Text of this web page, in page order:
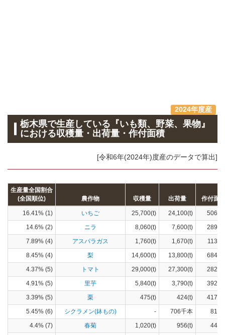
2024年度産
栃木県で生産している『いも類、野菜、果物』
における収穫量・出荷量・作付面積
[令和6年(2024年)度産のデータで算出]
生産量全国割合
(全国順位)
農作物 収穫量 出荷量 作付面積
16.41% (1) いちご 25,700(t) 24,100(t)
14.6% (2)
ニラ 8,060(t) 7,600(t)
7.89% (4)
アスパラガス 1,760(t) 1,670(t)
8.45% (4)
梨 14,600(t) 13,800(t)
4.37% (5)
トマト 29,000(t) 27,300(t)
4.91% (5)
里芋 5,840(t) 3,790(t)
3.39% (5)
栗 475(t) 424(t)
5.45% (6)
シクラメン(鉢もの) - 706千本
4.4% (7)
春菊 1,020(t) 956(t)